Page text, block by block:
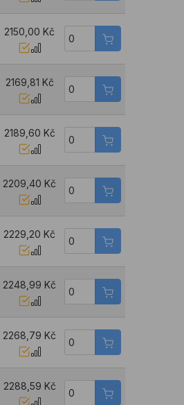
2150,00 Kč
2169,81 Kč
2189,60 Kč
2209,40 Kč
2229,20 Kč
2248,99 Kč
2268,79 Kč
2288,59 Kč